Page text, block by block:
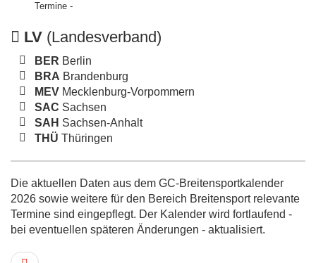
Termine -
LV (Landesverband)
BER Berlin
BRA Brandenburg
MEV Mecklenburg-Vorpommern
SAC Sachsen
SAH Sachsen-Anhalt
THÜ Thüringen
Die aktuellen Daten aus dem GC-Breitensportkalender
2026 sowie weitere für den Bereich Breitensport relevante
Termine sind eingepflegt. Der Kalender wird fortlaufend -
bei eventuellen späteren Änderungen - aktualisiert.